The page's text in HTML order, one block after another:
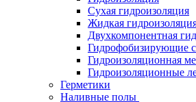
Сухая гидроизоляция
Жидкая
Двухкомпонентная
Гидрофобизирующие
Гидроизоляционная
Гидроизоляционные
Герметики
Наливные полы